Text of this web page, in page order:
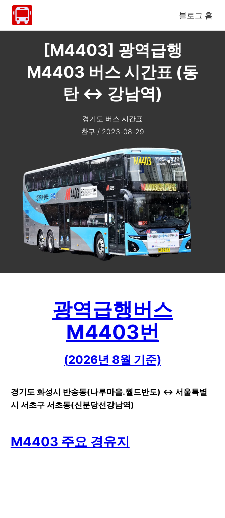
블로그 홈
[M4403] 광역급행
M4403 버스 시간표 (동
탄 ↔ 강남역)
경기도 버스 시간표
찬구 / 2023-08-29
광역급행버스
M4403번
(2026년 8월 기준)
경기도 화성시 반송동(나루마을.월드반도) ↔ 서울특별
시 서초구 서초동(신분당선강남역)
M4403 주요 경유지